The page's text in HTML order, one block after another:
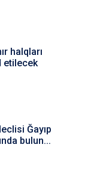
halqları
etilecek
Ğayıp
bulun...